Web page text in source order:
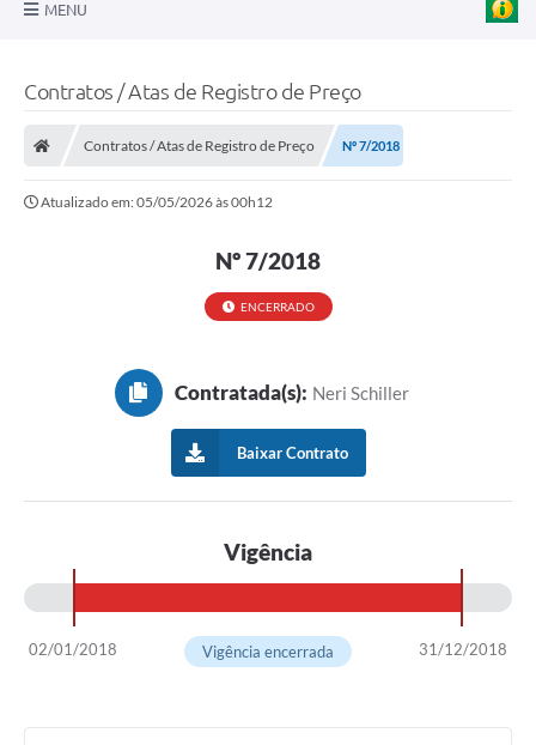
MENU
Transparência
Governo
Notícias
Contato
Contratos / Atas de Registro de Preço
Contratos / Atas de Registro de Preço Nº 7/2018
Atualizado em: 05/05/2026 às 00h12
Nº 7/2018
ENCERRADO
Contratada(s): Neri Schiller
Baixar Contrato
Vigência
02/01/2018 31/12/2018
Vigência encerrada